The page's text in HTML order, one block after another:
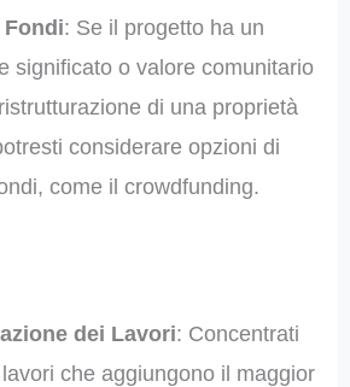
Fondi: Se il progetto ha un
significato o valore comunitario
di una proprietà
considerare opzioni di
come il crowdfunding.
dei Lavori: Concentrati
che aggiungono il maggior